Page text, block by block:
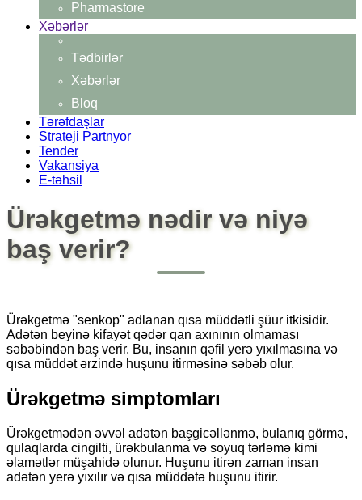
Pharmastore
Xəbərlər
Tədbirlər
Xəbərlər
Bloq
Tərəfdaşlar
Strateji Partnyor
Tender
Vakansiya
E-təhsil
Ürəkgetmə nədir və niyə
baş verir?
Ürəkgetmə "senkop" adlanan qısa müddətli şüur itkisidir.
Adətən beyinə kifayət qədər qan axınının olmaması
səbəbindən baş verir. Bu, insanın qəfil yerə yıxılmasına və
qısa müddət ərzində huşunu itirməsinə səbəb olur.
Ürəkgetmə simptomları
Ürəkgetmədən əvvəl adətən başgicəllənmə, bulanıq görmə,
qulaqlarda cingilti, ürəkbulanma və soyuq tərləmə kimi
əlamətlər müşahidə olunur. Huşunu itirən zaman insan
adətən yerə yıxılır və qısa müddətə huşunu itirir.